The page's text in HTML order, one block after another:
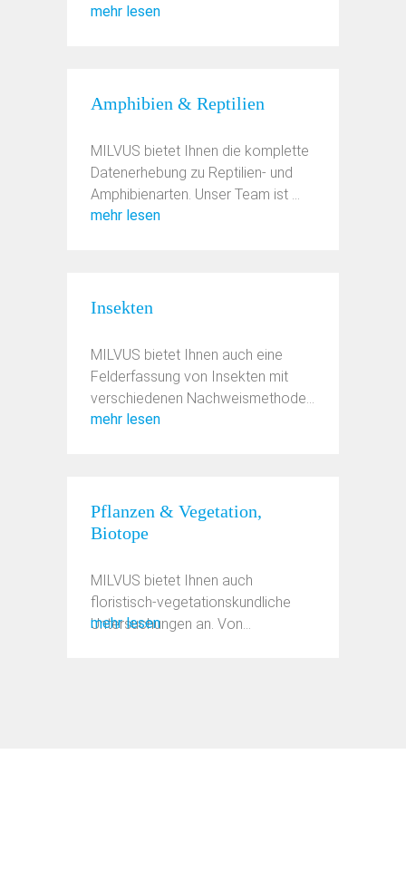
mehr lesen
Amphibien & Reptilien
MILVUS bietet Ihnen die komplette
Datenerhebung zu Reptilien- und
Amphibienarten. Unser Team ist ...
mehr lesen
Insekten
MILVUS bietet Ihnen auch eine
Felderfassung von Insekten mit
verschiedenen Nachweismethoden
an. ...
mehr lesen
Pflanzen & Vegetation,
Biotope
MILVUS bietet Ihnen auch
floristisch-vegetationskundliche
Untersuchungen an. Von
mehr lesen